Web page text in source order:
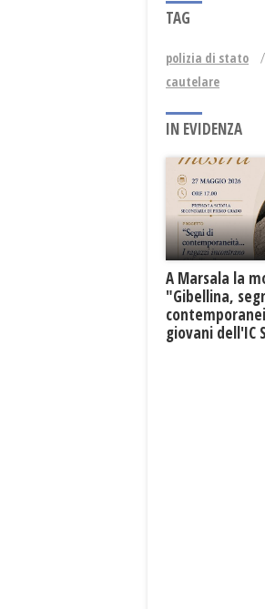
TAG
polizia di stato
cautelare
IN EVIDENZA
A Marsala la
"Gibellina,
giovani dell'IC